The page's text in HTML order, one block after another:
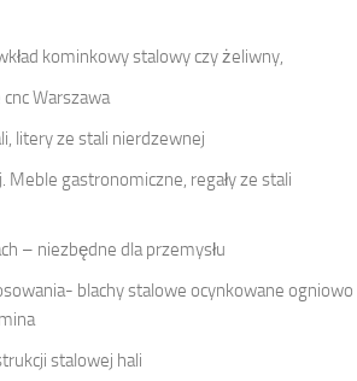
kominkowy stalowy czy żeliwny,
Warszawa
litery ze stali nierdzewnej
Meble gastronomiczne, regały ze stali
– niezbędne dla przemysłu
blachy stalowe ocynkowane ogniowo
stalowej hali